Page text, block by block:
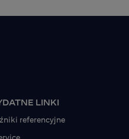
LINKI
referencyjne